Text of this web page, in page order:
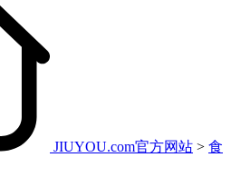
JIUYOU.com官方网站 > 食